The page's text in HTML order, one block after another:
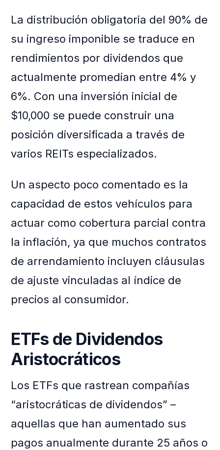
La distribución obligatoria del 90% de
su ingreso imponible se traduce en
rendimientos por dividendos que
actualmente promedian entre 4% y
6%. Con una inversión inicial de
$10,000 se puede construir una
posición diversificada a través de
varios REITs especializados.
Un aspecto poco comentado es la
capacidad de estos vehículos para
actuar como cobertura parcial contra
la inflación, ya que muchos contratos
de arrendamiento incluyen cláusulas
de ajuste vinculadas al índice de
precios al consumidor.
ETFs de Dividendos
Aristocráticos
Los ETFs que rastrean compañías
“aristocráticas de dividendos” –
aquellas que han aumentado sus
pagos anualmente durante 25 años o